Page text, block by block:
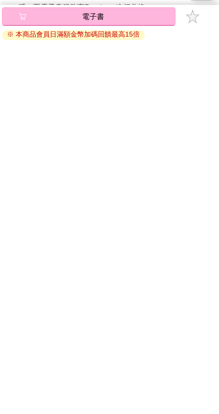
碼』至電子書服務商Readmoo進行兌換。
退換貨須知：
因版權保護，您在金石堂所購買的電子書僅能以金石堂專屬
電子書
※ 本商品會員日滿額金幣加碼回饋最高15倍